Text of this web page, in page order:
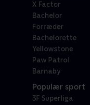
X Factor
Bachelor
Forræder
Bachelorette
Yellowstone
Paw Patrol
Barnaby
Populær sport
3F Superliga